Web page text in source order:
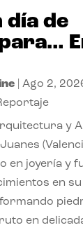
día de
| Ago 2,
y
en joyería y
en
en